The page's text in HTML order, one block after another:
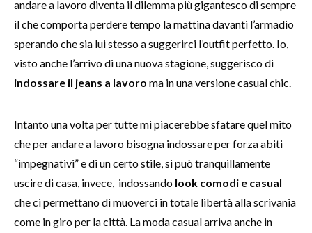
andare a lavoro diventa il dilemma più gigantesco di sempre
il che comporta perdere tempo la mattina davanti l’armadio
sperando che sia lui stesso a suggerirci l’outfit perfetto. Io,
visto anche l’arrivo di una nuova stagione, suggerisco di
indossare il jeans a lavoro ma in una versione casual chic.
Intanto una volta per tutte mi piacerebbe sfatare quel mito
che per andare a lavoro bisogna indossare per forza abiti
“impegnativi” e di un certo stile, si può tranquillamente
uscire di casa, invece, indossando look comodi e casual
che ci permettano di muoverci in totale libertà alla scrivania
come in giro per la città. La moda casual arriva anche in